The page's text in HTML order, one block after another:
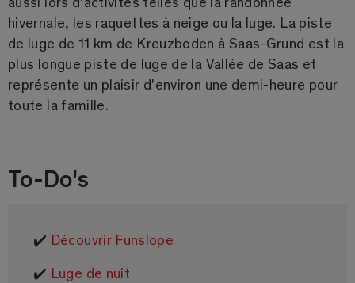
hivernale, les raquettes à neige ou la luge. La piste
de luge de 11 km de Kreuzboden à Saas-Grund est la
plus longue piste de luge de la Vallée de Saas et
représente un plaisir d'environ une demi-heure pour
toute la famille.
To-Do's
✔️ Découvrir Funslope
✔️ Luge de nuit